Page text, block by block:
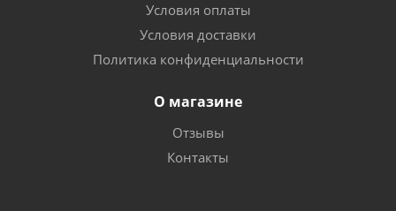
Условия оплаты
Условия доставки
Политика конфиденциальности
О магазине
Отзывы
Контакты